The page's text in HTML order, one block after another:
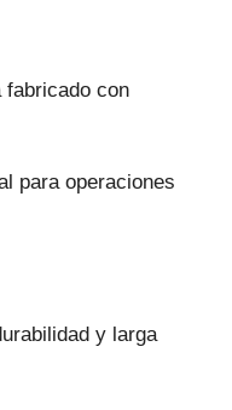
fabricado con
para operaciones
y larga